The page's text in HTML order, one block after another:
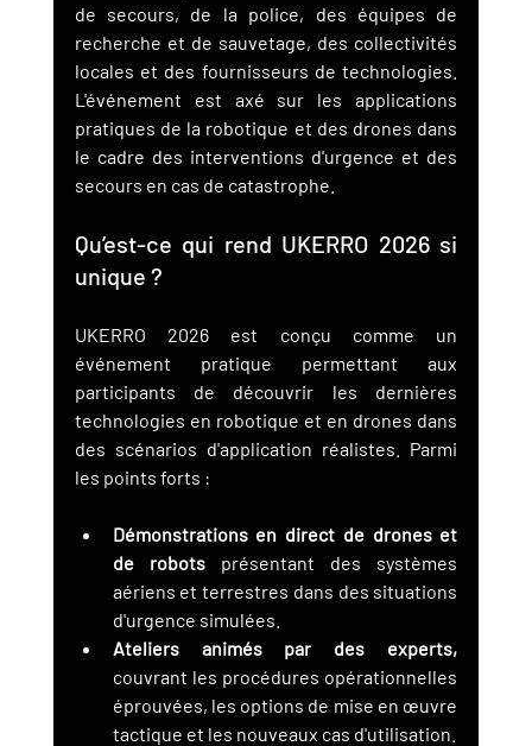
de secours, de la police, des équipes de
recherche et de sauvetage, des collectivités
locales et des fournisseurs de technologies.
L'événement est axé sur les applications
pratiques de la robotique et des drones dans
le cadre des interventions d'urgence et des
secours en cas de catastrophe.
Qu’est-ce qui rend UKERRO 2026 si
unique ?
UKERRO 2026 est conçu comme un
événement pratique permettant aux
participants de découvrir les dernières
technologies en robotique et en drones dans
des scénarios d'application réalistes. Parmi
les points forts :
Démonstrations en direct de drones et
de robots présentant des systèmes
aériens et terrestres dans des situations
d'urgence simulées.
Ateliers animés par des experts,
couvrant les procédures opérationnelles
éprouvées, les options de mise en œuvre
tactique et les nouveaux cas d'utilisation.